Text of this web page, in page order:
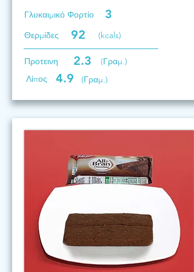
Γλυκαιμικό Φορτίο 3
Θερμίδες 92 (kcals)
Προτεινη 2.3
(Γραμ.)
Λίπος
4.9 (Γραμ.)